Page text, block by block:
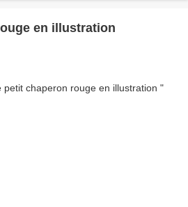
en illustration